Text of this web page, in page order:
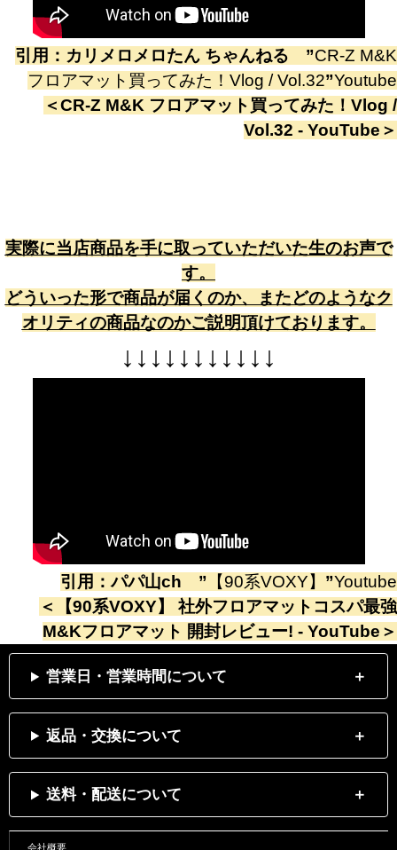
引用： カリメロメロたん ちゃんねる ”CR-Z M&K
フロアマット買ってみた！Vlog / Vol.32”Youtube
＜CR-Z M&K フロアマット買ってみた！Vlog /
Vol.32 - YouTube ＞
実際に当店商品を手に取っていただいた生のお声で
す。
どういった形で商品が届くのか、またどのようなク
オリティの商品なのかご説明頂けております。
↓ ↓ ↓ ↓ ↓ ↓ ↓ ↓ ↓ ↓ ↓
引用：パパ山ch ” 【90系VOXY】 ”Youtube
＜
【90系VOXY】 社外フロアマットコスパ最強
M&Kフロアマット 開封レビュー! - YouTube ＞
営業日・営業時間について
返品・交換について
送料・配送について
会社概要